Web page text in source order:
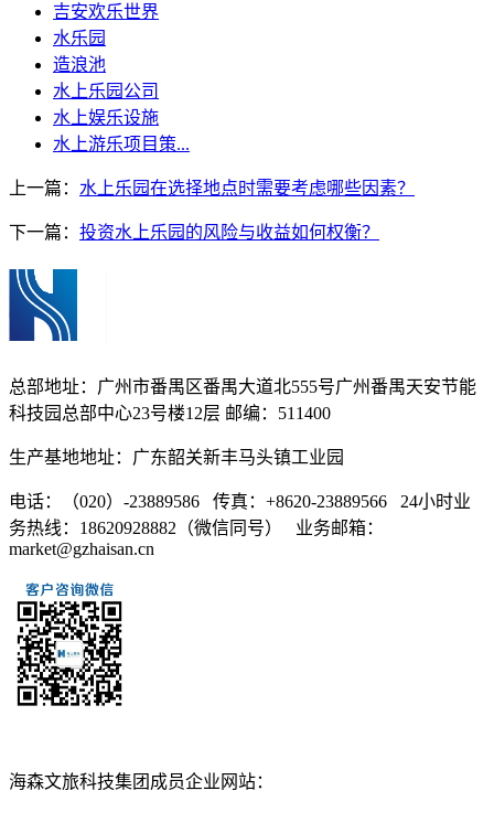
吉安欢乐世界
水乐园
造浪池
水上乐园公司
水上娱乐设施
水上游乐项目策...
上一篇： 水上乐园在选择地点时需要考虑哪些因素？
下一篇： 投资水上乐园的风险与收益如何权衡？
总部地址：广州市番禺区番禺大道北555号广州番禺天安节能
科技园总部中心23号楼12层 邮编：511400
生产基地地址：广东韶关新丰马头镇工业园
电话：（020）-23889586 传真：+8620-23889566 24小时业
务热线：18620928882（微信同号） 业务邮箱：
market@gzhaisan.cn
海森文旅科技集团成员企业网站：